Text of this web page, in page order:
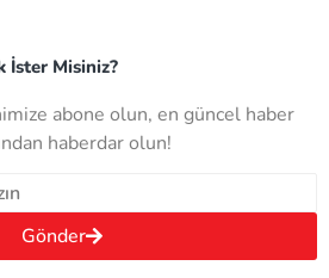
İster Misiniz?
abone olun, en güncel haber
haberdar olun!
Gönder